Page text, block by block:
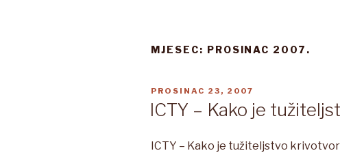
MJESEC: PROSINAC 2007.
OBJAVLJENO
PROSINAC 23, 2007
ICTY – Kako je
ICTY – Kako je tužiteljstvo